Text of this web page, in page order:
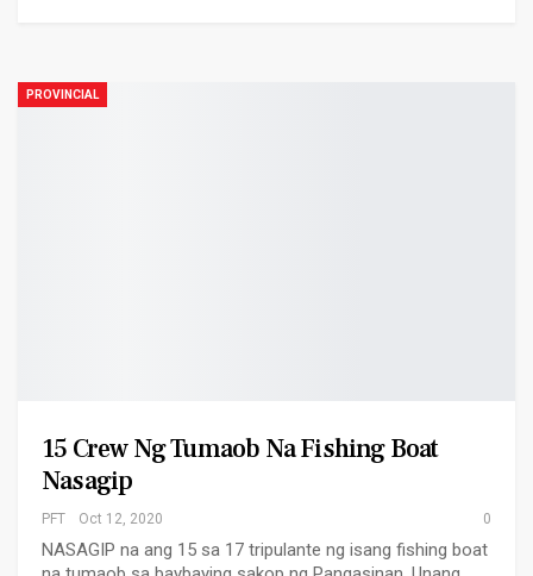
PROVINCIAL
15 Crew Ng Tumaob Na Fishing Boat
Nasagip
PFT Oct 12, 2020 0
NASAGIP na ang 15 sa 17 tripulante ng isang fishing boat